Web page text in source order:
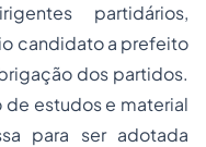
partidários,
candidato a prefeito
dos partidos.
de estudos e material
para ser adotada